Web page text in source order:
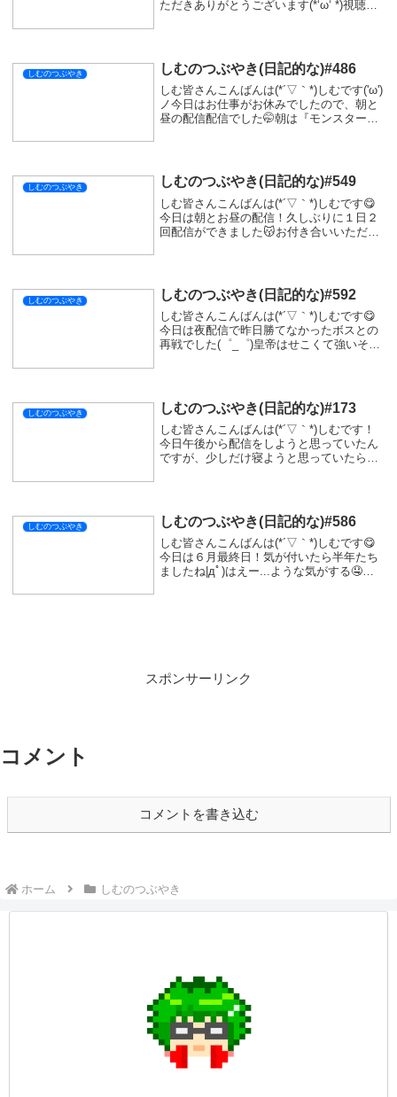
ただきありがとうございます(*‘ω‘ *)視聴者
しむのつぶやき しむのつぶやき(日記的な)#486
しむ皆さんこんばんは(*´▽｀*)しむです('ω')
ノ今日はお仕事がお休みでしたので、朝と
昼の配信配信でした🤭朝は『モンスターハ
しむのつぶやき しむのつぶやき(日記的な)#549
しむ皆さんこんばんは(*´▽｀*)しむです😋
今日は朝とお昼の配信！久しぶりに１日２
回配信ができました😽お付き合いいただき
謝しか...
しむのつぶやき しむのつぶやき(日記的な)#592
しむ皆さんこんばんは(*´▽｀*)しむです😋
今日は夜配信で昨日勝てなかったボスとの
再戦でした(゜_゜)皇帝はせこくて強いそん
しむのつぶやき しむのつぶやき(日記的な)#173
しむ皆さんこんばんは(*´▽｀*)しむです！
今日午後から配信をしようと思っていたん
ですが、少しだけ寝ようと思っていたらし
し...
しむのつぶやき しむのつぶやき(日記的な)#586
しむ皆さんこんばんは(*´▽｀*)しむです😋
今日は６月最終日！気が付いたら半年たち
ましたね|дﾟ)はえー...ような気がする🤤今
スポンサーリンク
コメント
コメントを書き込む
ホーム しむのつぶやき